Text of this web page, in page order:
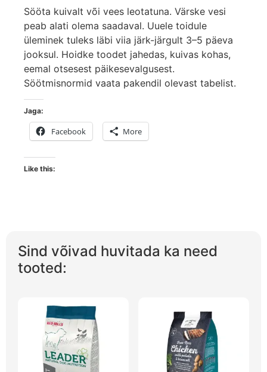
Sööta kuivalt või vees leotatuna. Värske vesi
peab alati olema saadaval. Uuele toidule
üleminek tuleks läbi viia järk-järgult 3–5 päeva
jooksul. Hoidke toodet jahedas, kuivas kohas,
eemal otsesest päikesevalgusest.
Söötmisnormid vaata pakendil olevast tabelist.
Jaga:
Facebook More
Like this:
Sind võivad huvitada ka need
tooted: